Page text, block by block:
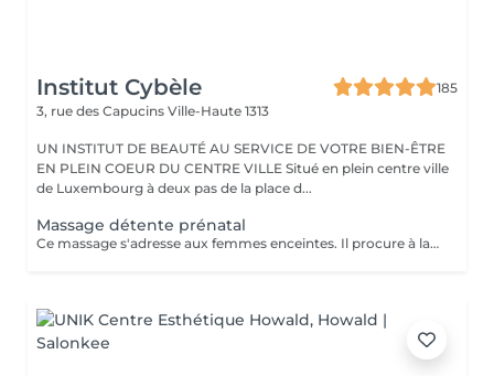
Institut Cybèle
185
3, rue des Capucins Ville-Haute 1313
UN INSTITUT DE BEAUTÉ AU SERVICE DE VOTRE BIEN-ÊTRE
EN PLEIN COEUR DU CENTRE VILLE Situé en plein centre ville
de Luxembourg à deux pas de la place d...
Massage détente prénatal
Ce massage s'adresse aux femmes enceintes. Il procure à la future maman un grand moment de réconfort, réduit le stress, soulage les douleurs aux jambes et atténue l'inconfort de la pression du nerf sciatique. A partir du troisième mois jusqu'au terme de la grossesse.